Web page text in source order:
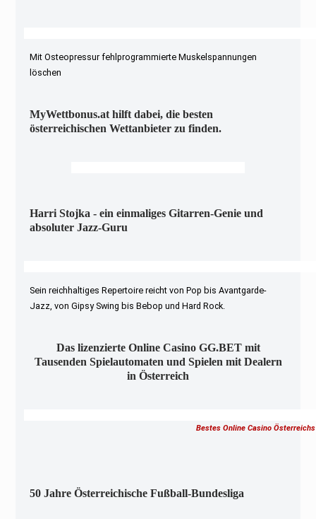
Mit Osteopressur fehlprogrammierte Muskelspannungen
löschen
MyWettbonus.at hilft dabei, die besten
österreichischen Wettanbieter zu finden.
Harri Stojka - ein einmaliges Gitarren-Genie und
absoluter Jazz-Guru
Sein reichhaltiges Repertoire reicht von Pop bis Avantgarde-
Jazz, von Gipsy Swing bis Bebop und Hard Rock.
Das lizenzierte Online Casino GG.BET mit
Tausenden Spielautomaten und Spielen mit Dealern
in Österreich
Bestes Online Casino Österreichs
50 Jahre Österreichische Fußball-Bundesliga